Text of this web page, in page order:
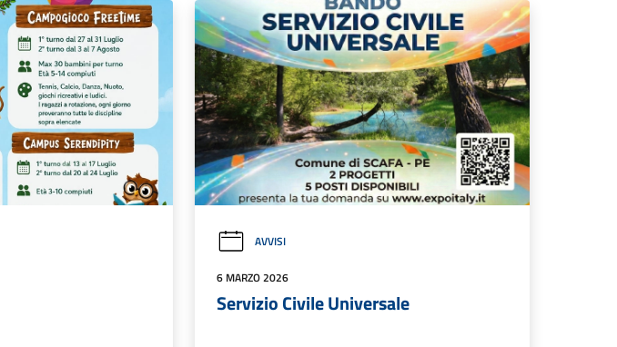
AVVISI
6 MARZO 2026
Servizio Civile Universale